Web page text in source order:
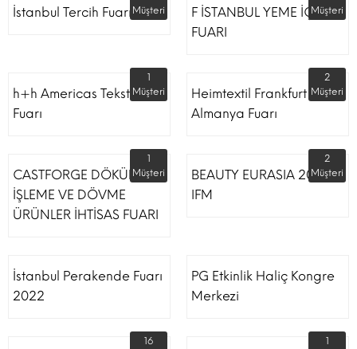
İstanbul Tercih Fuarı Müşteri
F İSTANBUL YEME İÇME
FUARI
Müşteri
h+h Americas Tekstil
Fuarı
1
Müşteri
Heimtextil Frankfurt
Almanya Fuarı
2
Müşteri
CASTFORGE DÖKÜM,
İŞLEME VE DÖVME
ÜRÜNLER İHTİSAS FUARI
1
Müşteri
BEAUTY EURASIA 2022
IFM
2
Müşteri
İstanbul Perakende Fuarı
2022
PG Etkinlik Haliç Kongre
Merkezi
16
1